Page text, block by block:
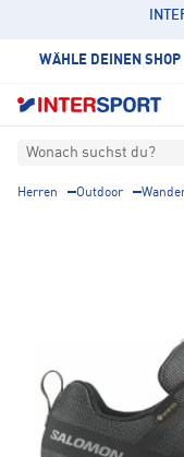
WÄHLE DEINEN SHOP
Wonach suchst du?
Herren Outdoor